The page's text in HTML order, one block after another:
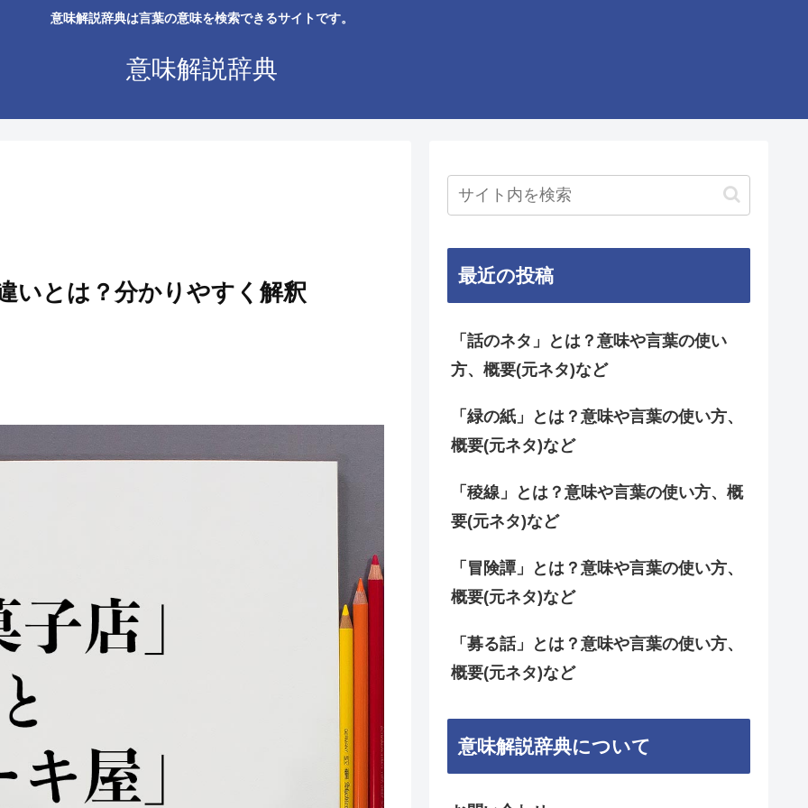
意味解説辞典は言葉の意味を検索できるサイトです。
意味解説辞典
いとは？分かりやすく解釈
最近の投稿
「話のネタ」とは？意味や言葉の使い
方、概要(元ネタ)など
「緑の紙」とは？意味や言葉の使い方、
概要(元ネタ)など
「稜線」とは？意味や言葉の使い方、概
要(元ネタ)など
「冒険譚」とは？意味や言葉の使い方、
概要(元ネタ)など
「募る話」とは？意味や言葉の使い方、
概要(元ネタ)など
意味解説辞典について